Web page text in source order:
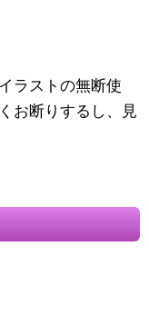
ラストの無断使
お断りするし、見